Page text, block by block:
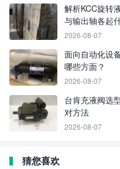
解析KCC旋转
与输出轴各起
2026-08-07
面向自动化设
哪些方面？
2026-08-07
台肯充液阀选
对方法
2026-08-07
猜您喜欢